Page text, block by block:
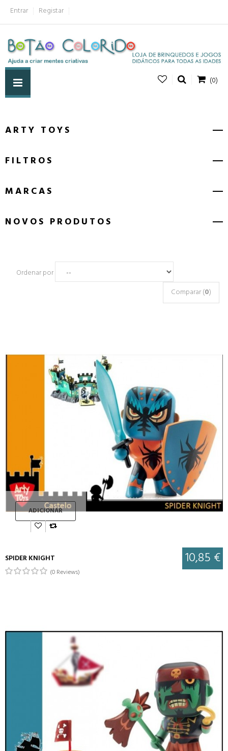
Entrar Registar
(0)
ARTY TOYS
FILTROS
MARCAS
NOVOS PRODUTOS
Ordenar por
Comparar (0)
ADICIONAR
SPIDER KNIGHT 10,85 €
(0 Reviews)